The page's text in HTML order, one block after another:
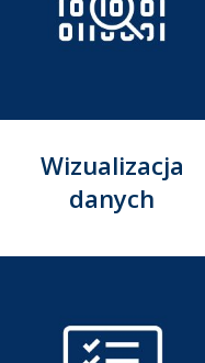
Wizualizacja
danych